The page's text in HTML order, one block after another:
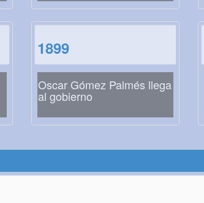
1899
Oscar Gómez Palmés llega
al gobierno